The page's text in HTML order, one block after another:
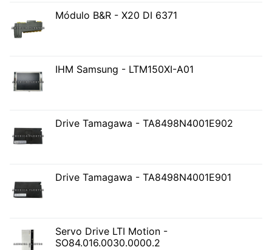
Módulo B&R - X20 DI 6371
IHM Samsung - LTM150XI-A01
Drive Tamagawa - TA8498N4001E902
Drive Tamagawa - TA8498N4001E901
Servo Drive LTI Motion -
SO84.016.0030.0000.2